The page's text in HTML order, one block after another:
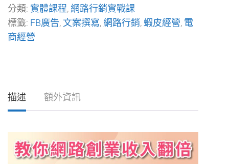
分類: 實體課程,網路行銷實戰課
標籤: FB廣告,文案撰寫,網路行銷, 蝦皮經營, 電
商經營
描述 額外資訊